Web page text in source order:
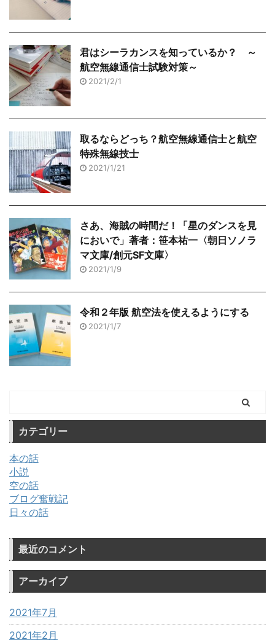
君はシーラカンスを知っているか？ ～
航空無線通信士試験対策～
2021/2/1
取るならどっち？航空無線通信士と航空
特殊無線技士
2021/1/21
さあ、海賊の時間だ！「星のダンスを見
においで」著者：笹本祐一〈朝日ソノラ
マ文庫/創元SF文庫〉
2021/1/9
令和２年版 航空法を使えるようにする
2021/1/7
カテゴリー
本の話
小説
空の話
ブログ奮戦記
日々の話
最近のコメント
アーカイブ
2021年7月
2021年2月